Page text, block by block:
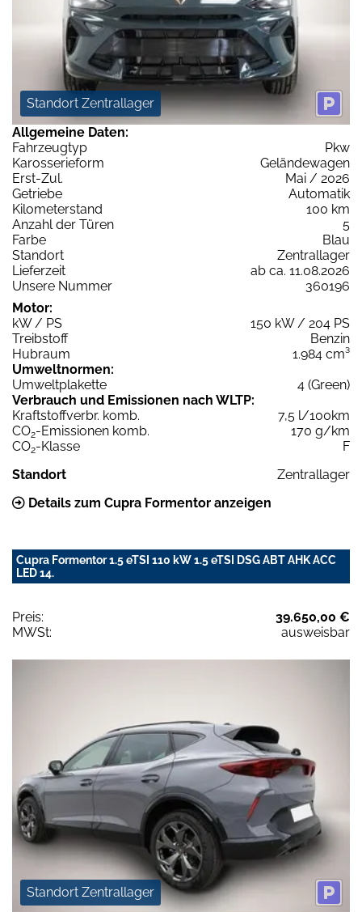
Standort Zentrallager
Allgemeine Daten:
Fahrzeugtyp
Pkw
Karosserieform
Geländewagen
Erst-Zul.
Mai / 2026
Getriebe
Automatik
Kilometerstand
100 km
Anzahl der Türen
5
Farbe
Blau
Standort
Zentrallager
Lieferzeit
ab ca. 11.08.2026
Unsere Nummer
360196
Motor:
kW / PS
150 kW / 204 PS
Treibstoff
Benzin
Hubraum
1.984 cm³
Umweltnormen:
Umweltplakette
4 (Green)
Verbrauch und Emissionen nach WLTP:
Kraftstoffverbr. komb.
7,5 l/100km
CO2-Emissionen komb.
170 g/km
CO2-Klasse
F
Standort
Zentrallager
Details zum Cupra Formentor anzeigen
Cupra Formentor 1.5 eTSI 110 kW 1.5 eTSI DSG ABT AHK ACC
LED 14.
Preis:
39.650,00 €
MWSt:
ausweisbar
Standort Zentrallager